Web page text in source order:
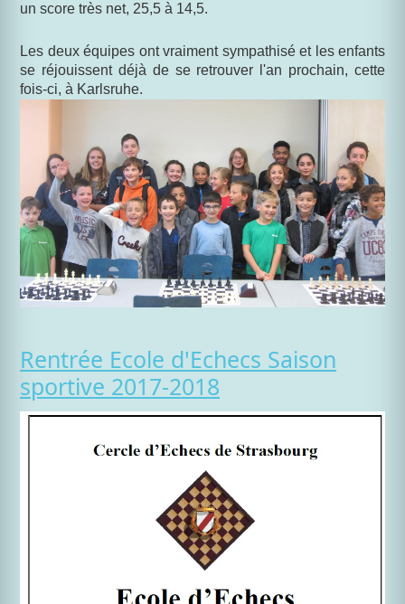
un score très net, 25,5 à 14,5.
Les deux équipes ont vraiment sympathisé et les enfants
se réjouissent déjà de se retrouver l'an prochain, cette
fois-ci, à Karlsruhe.
Rentrée Ecole d'Echecs Saison
sportive 2017-2018